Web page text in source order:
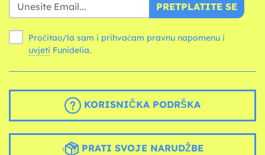
PRETPLATITE SE
Pročitao/la sam i prihvaćam pravnu napomenu i
uvjeti Funidelia.
KORISNIČKA PODRŠKA
PRATI SVOJE NARUDŽBE